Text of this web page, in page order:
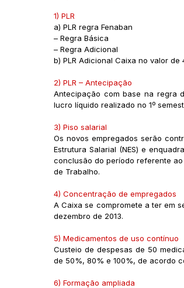
1) PLR
a) PLR regra Fenaban
– Regra Básica
– Regra Adicional
b) PLR Adicional Caixa no valor
2) PLR – Antecipação
Antecipação com base na regra
lucro líquido realizado no 1º
3) Piso salarial
Os novos empregados serão
Estrutura Salarial (NES) e
conclusão do período referente
de Trabalho.
4) Concentração de empregados
A Caixa se compromete a ter em
dezembro de 2013.
5) Medicamentos de uso contínuo
Custeio de despesas de 50
de 50%, 80% e 100%, de acordo
6) Formação ampliada